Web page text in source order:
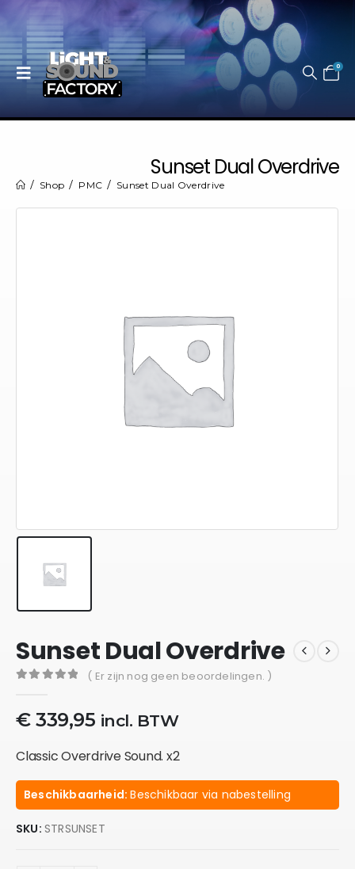
0
Sunset Dual Overdrive
Shop PMC Sunset Dual Overdrive
Sunset Dual Overdrive
( Er zijn nog geen beoordelingen. )
€339,95 incl. BTW
Classic Overdrive Sound. x2
Beschikbaarheid:Beschikbaar via nabestelling
SKU: STRSUNSET